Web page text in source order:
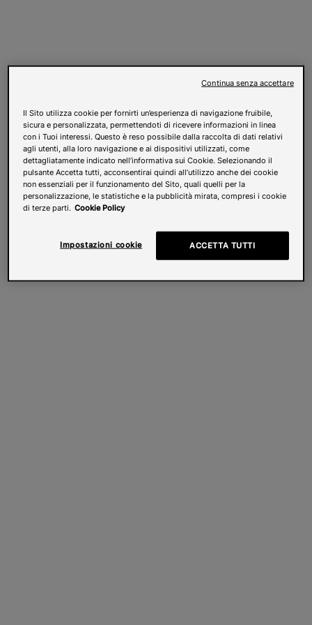
Il Sito utilizza cookie per fornirti un’esperienza di navigazione fruibile,
sicura e personalizzata, permettendoti di ricevere informazioni in linea
con i Tuoi interessi. Questo è reso possibile dalla raccolta di dati relativi
agli utenti, alla loro navigazione e ai dispositivi utilizzati, come
dettagliatamente indicato nell’informativa sui Cookie. Selezionando il
pulsante Accetta tutti, acconsentirai quindi all’utilizzo anche dei cookie
non essenziali per il funzionamento del Sito, quali quelli per la
personalizzazione, le statistiche e la pubblicità mirata, compresi i cookie
di terze parti. Cookie Policy
Impostazioni cookie ACCETTA TUTTI
Continua senza accettare